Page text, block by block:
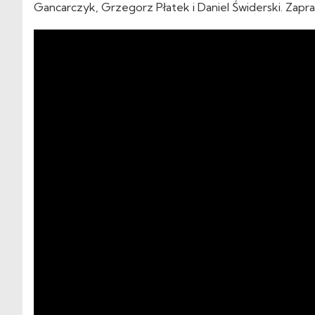
Gancarczyk, Grzegorz Płatek i Daniel Świderski.